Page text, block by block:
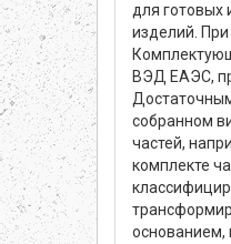
для готовых
изделий.
ВЭД ЕАЭС,
собранном
частей,
комплекте
основанием,